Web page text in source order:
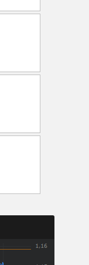
financière issue de